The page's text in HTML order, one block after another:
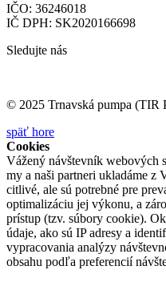
IČO: 36246018
IČ DPH: SK2020166698
Sledujte nás
© 2025 Trnavská pumpa
späť hore
Cookies
Vážený návštevník webových
my a naši partneri ukladáme z
citlivé, ale sú potrebné pre
optimalizáciu jej výkonu, a
prístup (tzv. súbory cookie).
údaje, ako sú IP adresy a
vypracovania analýzy
obsahu podľa preferencií